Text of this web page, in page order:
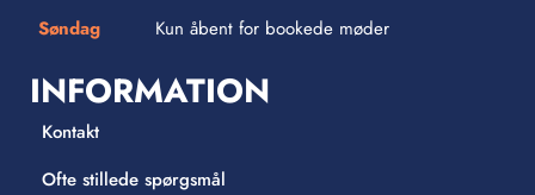
Søndag
Kun åbent for bookede møder
INFORMATION
Kontakt
Ofte stillede spørgsmål